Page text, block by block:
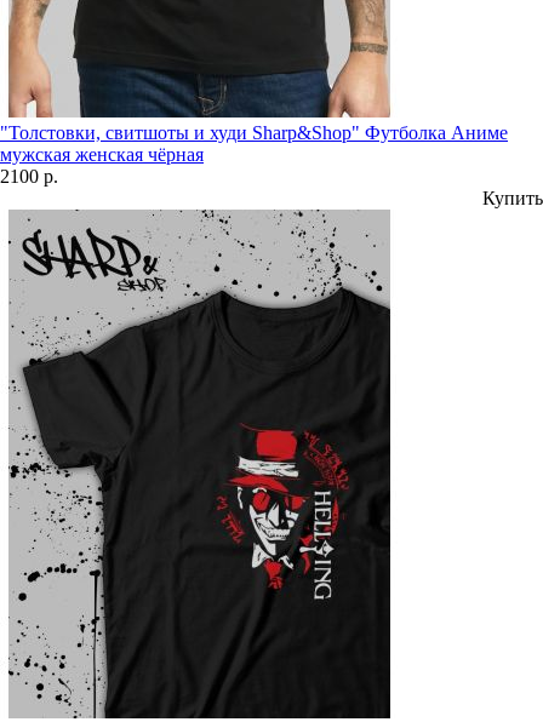
"Толстовки, свитшоты и худи Sharp&Shop" Футболка Аниме
мужская женская чёрная
2100 р.
Купить